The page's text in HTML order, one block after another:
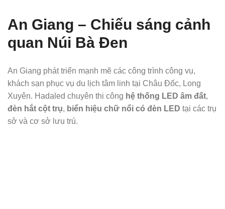
An Giang – Chiếu sáng cảnh
quan Núi Bà Đen
An Giang phát triển mạnh mẽ các công trình công vụ,
khách sạn phục vụ du lịch tâm linh tại Châu Đốc, Long
Xuyên. Hadaled chuyên thi công hệ thống LED âm đất,
đèn hắt cột trụ, biển hiệu chữ nổi có đèn LED tại các trụ
sở và cơ sở lưu trú.